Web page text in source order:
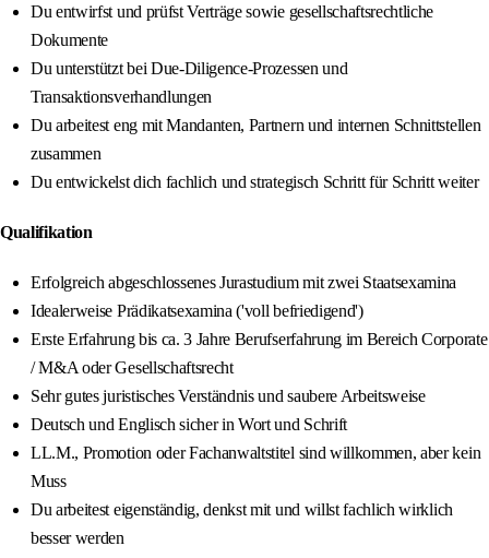
Du entwirfst und prüfst Verträge sowie gesellschaftsrechtliche
Dokumente
Du unterstützt bei Due-Diligence-Prozessen und
Transaktionsverhandlungen
Du arbeitest eng mit Mandanten, Partnern und internen Schnittstellen
zusammen
Du entwickelst dich fachlich und strategisch Schritt für Schritt weiter
Qualifikation
Erfolgreich abgeschlossenes Jurastudium mit zwei Staatsexamina
Idealerweise Prädikatsexamina ('voll befriedigend')
Erste Erfahrung bis ca. 3 Jahre Berufserfahrung im Bereich Corporate
/ M&A oder Gesellschaftsrecht
Sehr gutes juristisches Verständnis und saubere Arbeitsweise
Deutsch und Englisch sicher in Wort und Schrift
LL.M., Promotion oder Fachanwaltstitel sind willkommen, aber kein
Muss
Du arbeitest eigenständig, denkst mit und willst fachlich wirklich
besser werden